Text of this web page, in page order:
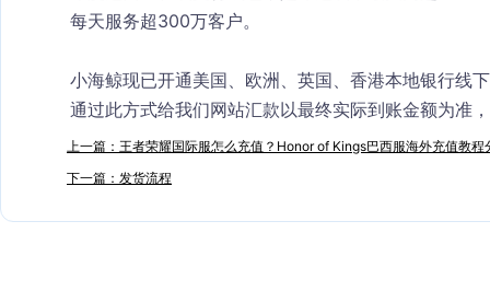
每天服务超300万客户。
小海鲸现已开通美国、欧洲、英国、香港本地银行线
通过此方式给我们网站汇款以最终实际到账金额为准
上一篇：王者荣耀国际服怎么充值？Honor of Kings巴西服海外充值教程
下一篇：发货流程